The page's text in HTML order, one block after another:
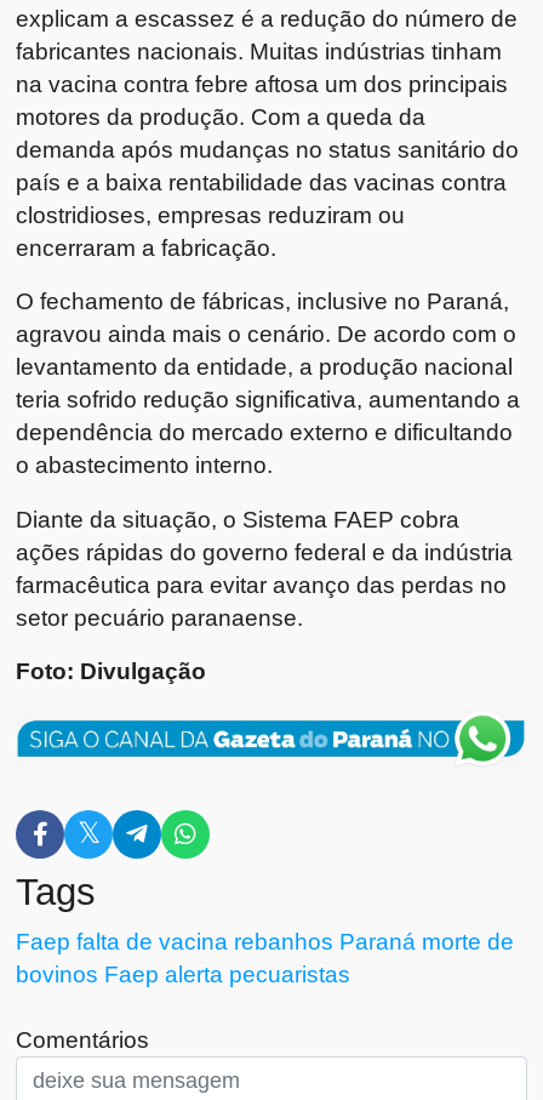
explicam a escassez é a redução do número de
fabricantes nacionais. Muitas indústrias tinham
na vacina contra febre aftosa um dos principais
motores da produção. Com a queda da
demanda após mudanças no status sanitário do
país e a baixa rentabilidade das vacinas contra
clostridioses, empresas reduziram ou
encerraram a fabricação.
O fechamento de fábricas, inclusive no Paraná,
agravou ainda mais o cenário. De acordo com o
levantamento da entidade, a produção nacional
teria sofrido redução significativa, aumentando a
dependência do mercado externo e dificultando
o abastecimento interno.
Diante da situação, o Sistema FAEP cobra
ações rápidas do governo federal e da indústria
farmacêutica para evitar avanço das perdas no
setor pecuário paranaense.
Foto: Divulgação
Tags
Faep falta de vacina rebanhos Paraná morte de
bovinos Faep alerta pecuaristas
Comentários